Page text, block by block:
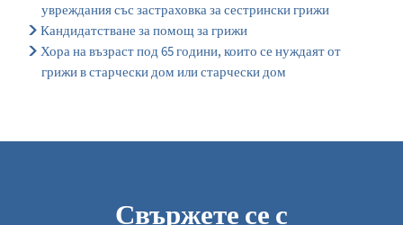
увреждания със застраховка за сестрински грижи
Кандидатстване за помощ за грижи
Хора на възраст под 65 години, които се нуждаят от
грижи в старчески дом или старчески дом
Свържете се с